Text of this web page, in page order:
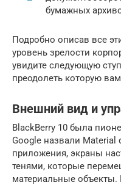
бумажных
Подробно описав все
уровень зрелости
увидите следующую
преодолеть которую
Внешний вид и
BlackBerry 10 была
Google назвали Material
приложения, экраны
тенями, которые
материальные объекты.